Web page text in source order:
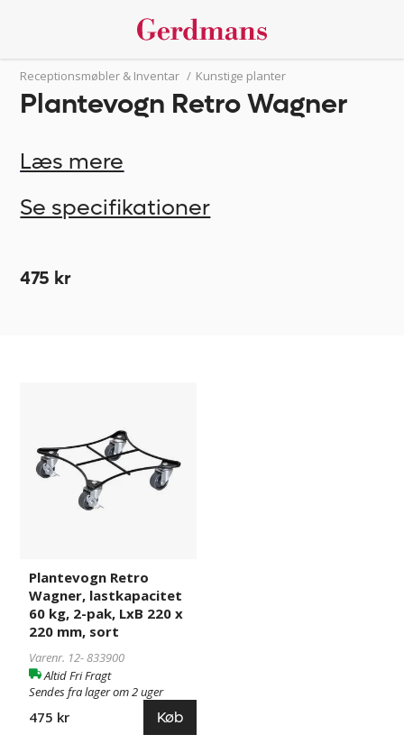
Receptionsmøbler & Inventar / Kunstige planter
Plantevogn Retro Wagner
Læs mere
Se specifikationer
475 kr
lastkapacitet
220
220
mm,
sort
Plantevogn Retro
Wagner, lastkapacitet
60 kg, 2-pak, LxB 220 x
220 mm, sort
Varenr. 12-833900
Altid Fri Fragt
Sendes fra lager om 2 uger
475 kr Køb